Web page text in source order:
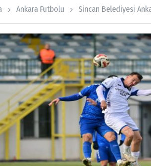
Ankara Futbolu Sincan Belediyesi